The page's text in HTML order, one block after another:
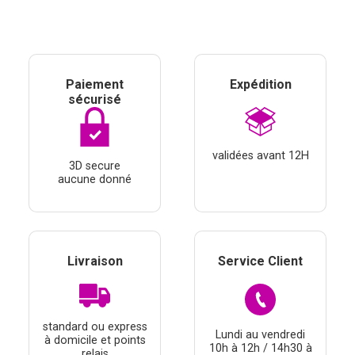
Paiement
sécurisé
3D secure
aucune donné
Expédition
validées avant 12H
Livraison
standard ou express
à domicile et points
Service Client
Lundi au vendredi
10h à 12h / 14h30 à